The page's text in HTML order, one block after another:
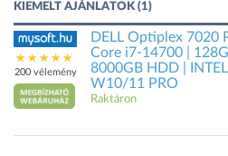
KIEMELT AJÁNLATOK (1)
200 vélemény
DELL Optiplex 7020
Core i7-14700 |
8000GB HDD |
W10/11 PRO
Raktáron